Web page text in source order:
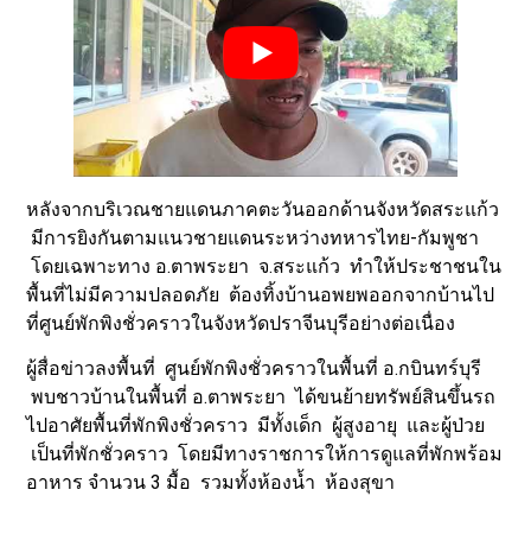
หลังจากบริเวณชายแดนภาคตะวันออกด้านจังหวัดสระแก้ว
มีการยิงกันตามแนวชายแดนระหว่างทหารไทย-กัมพูชา
โดยเฉพาะทาง อ.ตาพระยา จ.สระแก้ว ทำให้ประชาชนใน
พื้นที่ไม่มีความปลอดภัย ต้องทิ้งบ้านอพยพออกจากบ้านไป
ที่ศูนย์พักพิงชั่วคราวในจังหวัดปราจีนบุรีอย่างต่อเนื่อง
ผู้สื่อข่าวลงพื้นที่ ศูนย์พักพิงชั่วคราวในพื้นที่ อ.กบินทร์บุรี
พบชาวบ้านในพื้นที่ อ.ตาพระยา ได้ขนย้ายทรัพย์สินขึ้นรถ
ไปอาศัยพื้นที่พักพิงชั่วคราว มีทั้งเด็ก ผู้สูงอายุ และผู้ป่วย
เป็นที่พักชั่วคราว โดยมีทางราชการให้การดูแลที่พักพร้อม
อาหาร จำนวน 3 มื้อ รวมทั้งห้องน้ำ ห้องสุขา